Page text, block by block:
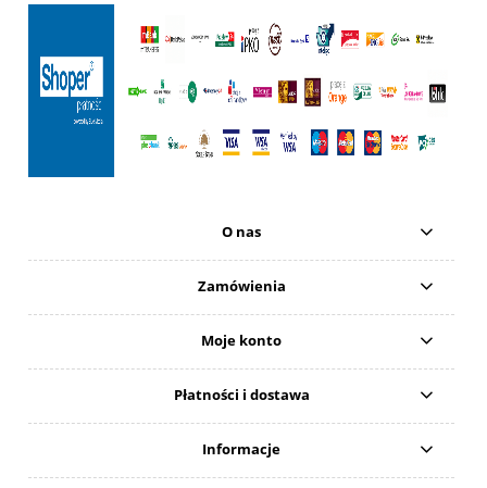
O nas
Zamówienia
Moje konto
Płatności i dostawa
Informacje